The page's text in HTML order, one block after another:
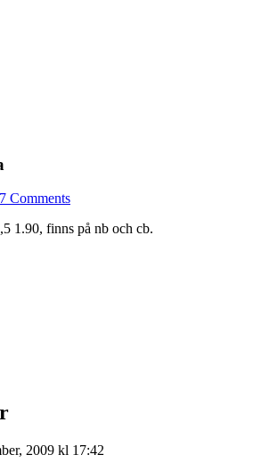
7 Comments
1.90, finns på nb och cb.
2009 kl 17:42